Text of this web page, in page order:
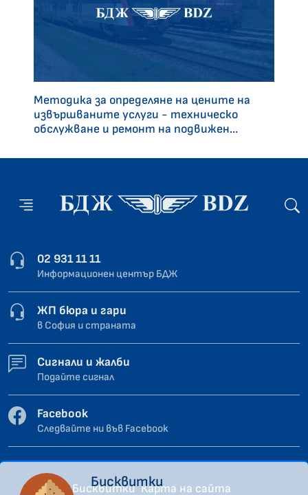
Методика за определяне на цените на
извършваните услуги - техническо
обслужване и ремонт на подвижен...
02 931 11 11
Информационен център БДЖ
ЖП бюра и гари
в София и страната
Сигнали и жалби
Подайте сигнал
Facebook
Следвайте ни във Facebook
Бисквитки Карта на сайта
Бисквитки